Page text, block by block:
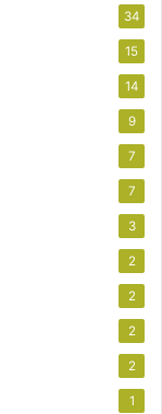
34
15
14
9
7
7
3
2
2
2
2
1